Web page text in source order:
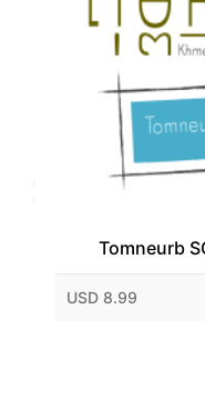
Tomneurb
USD 8.99